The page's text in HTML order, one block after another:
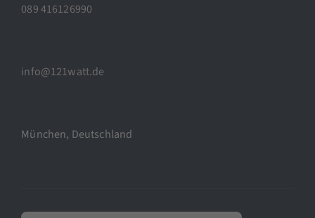
089 416126990
info@121watt.de
München, Deutschland